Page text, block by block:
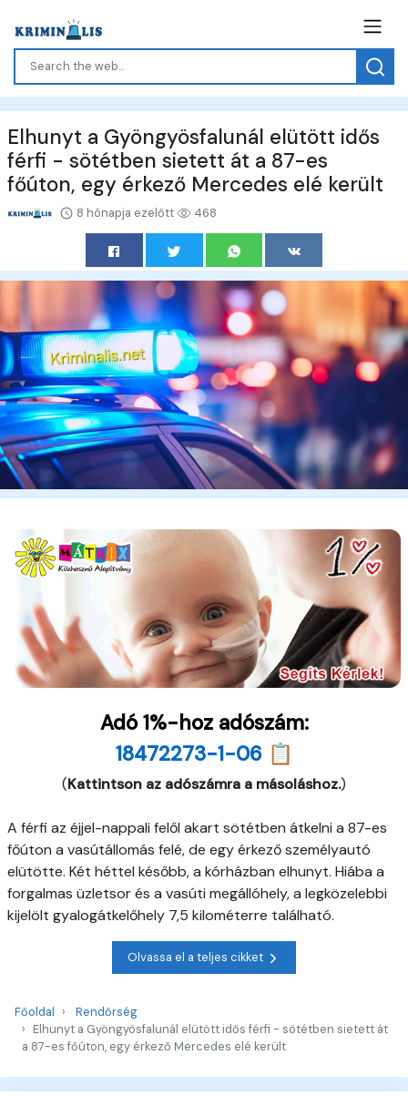
Elhunyt a Gyöngyösfalunál elütött idős
férfi - sötétben sietett át a 87-es
főúton, egy érkező Mercedes elé került
8 hónapja ezelőtt 468
Adó 1%-hoz adószám:
18472273-1-06 📋
(Kattintson az adószámra a másoláshoz.)
A férfi az éjjel-nappali felől akart sötétben átkelni a 87-es
főúton a vasútállomás felé, de egy érkező személyautó
elütötte. Két héttel később, a kórházban elhunyt. Hiába a
forgalmas üzletsor és a vasúti megállóhely, a legközelebbi
kijelölt gyalogátkelőhely 7,5 kilométerre található.
Olvassa el a teljes cikket
Főoldal
Rendőrség
Elhunyt a Gyöngyösfalunál elütött idős férfi - sötétben sietett át
a 87-es főúton, egy érkező Mercedes elé került